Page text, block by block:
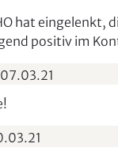
hat eingelenkt,
positiv im
07.03.21